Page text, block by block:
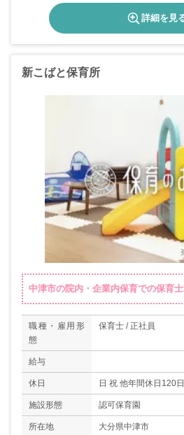
詳細を見
新こばと保育所
中津市の院内・企業内保育での保育
職種・雇用形
態
保育士 / 正社員
給与
休日 日 祝 他年間休日120日
施設形態 認可保育園
所在地 大分県中津市